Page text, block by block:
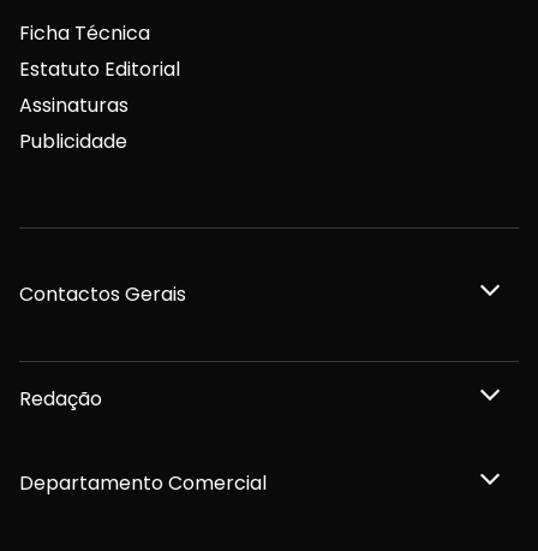
Ficha Técnica
Estatuto Editorial
Assinaturas
Publicidade
Contactos Gerais
Redação
Departamento Comercial